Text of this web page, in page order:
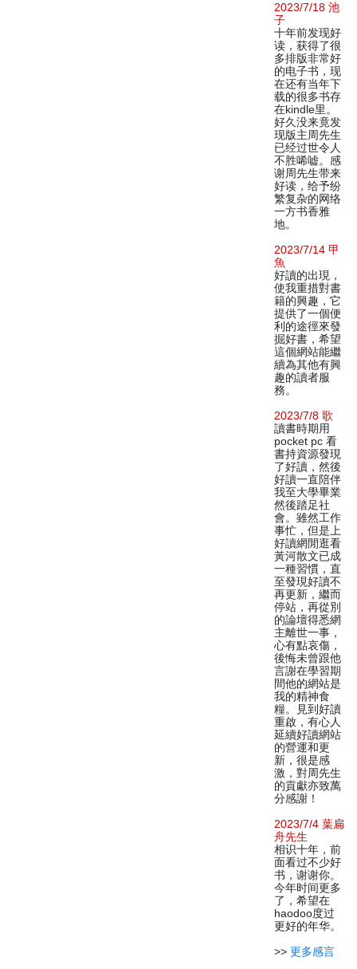
2023/7/18 池
子
十年前发现好
读，获得了很
多排版非常好
的电子书，现
在还有当年下
载的很多书存
在kindle里。
好久没来竟发
现版主周先生
已经过世令人
不胜唏嘘。感
谢周先生带来
好读，给予纷
繁复杂的网络
一方书香雅
地。
2023/7/14 甲
魚
好讀的出現，
使我重措對書
籍的興趣，它
提供了一個便
利的途徑來發
掘好書，希望
這個網站能繼
續為其他有興
趣的讀者服
務。
2023/7/8 歌
讀書時期用
pocket pc 看
書持資源發現
了好讀，然後
好讀一直陪伴
我至大學畢業
然後踏足社
會。雖然工作
事忙，但是上
好讀網閒逛看
黃河散文已成
一種習慣，直
至發現好讀不
再更新，繼而
停站，再從別
的論壇得悉網
主離世一事，
心有點哀傷，
後悔未曾跟他
言謝在學習期
間他的網站是
我的精神食
糧。見到好讀
重啟，有心人
延續好讀網站
的營運和更
新，很是感
激，對周先生
的貢獻亦致萬
分感謝！
2023/7/4 葉扁
舟先生
相识十年，前
面看过不少好
书，谢谢你。
今年时间更多
了，希望在
haodoo度过
更好的年华。
>> 更多感言